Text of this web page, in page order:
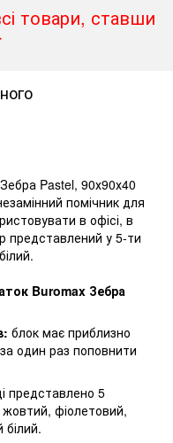
товари, ставши
Pastel, 90х90х40
помічник для
в офісі, в
представлений у 5-ти
Buromax Зебра
блок має приблизно
один раз поповнити
представлено 5
фіолетовий,
білий.